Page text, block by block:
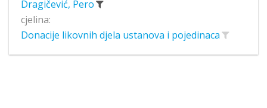
Dragičević, Pero
cjelina:
Donacije likovnih djela ustanova i pojedinaca